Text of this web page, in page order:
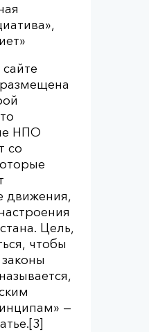
сайте
НПО
со
движения,
Цель,
чтобы
—